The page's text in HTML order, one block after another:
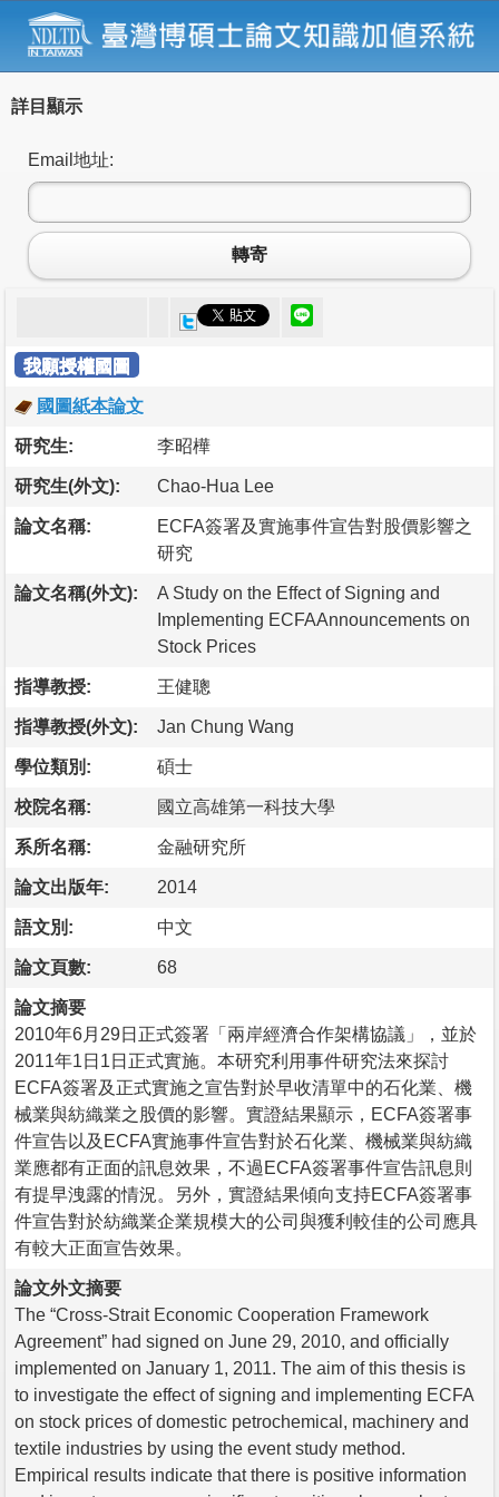
詳目顯示
Email地址:
轉寄
我願授權國圖
國圖紙本論文
研究生: 李昭樺
研究生(外文): Chao-Hua Lee
論文名稱:
ECFA簽署及實施事件宣告對股價影響之
研究
論文名稱(外文):
A Study on the Effect of Signing and
Implementing ECFAAnnouncements on
Stock Prices
指導教授: 王健聰
指導教授(外文): Jan Chung Wang
學位類別: 碩士
校院名稱: 國立高雄第一科技大學
系所名稱: 金融研究所
論文出版年: 2014
語文別: 中文
論文頁數: 68
論文摘要
2010年6月29日正式簽署「兩岸經濟合作架構協議」，並於
2011年1日1日正式實施。本研究利用事件研究法來探討
ECFA簽署及正式實施之宣告對於早收清單中的石化業、機
械業與紡織業之股價的影響。實證結果顯示，ECFA簽署事
件宣告以及ECFA實施事件宣告對於石化業、機械業與紡織
業應都有正面的訊息效果，不過ECFA簽署事件宣告訊息則
有提早洩露的情況。另外，實證結果傾向支持ECFA簽署事
件宣告對於紡織業企業規模大的公司與獲利較佳的公司應具
有較大正面宣告效果。
論文外文摘要
The “Cross-Strait Economic Cooperation Framework
Agreement” had signed on June 29, 2010, and officially
implemented on January 1, 2011. The aim of this thesis is
to investigate the effect of signing and implementing ECFA
on stock prices of domestic petrochemical, machinery and
textile industries by using the event study method.
Empirical results indicate that there is positive information